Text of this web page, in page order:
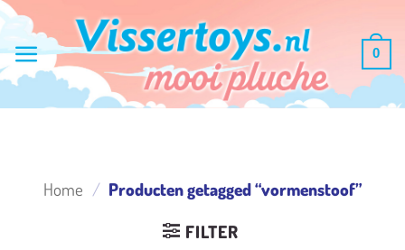
Ga
inhoud
0
Home / Producten getagged “vormenstoof”
FILTER